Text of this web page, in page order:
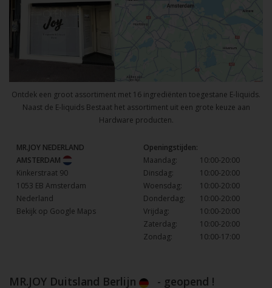
Ontdek een groot assortiment met 16 ingrediënten toegestane E-liquids.
Naast de E-liquids Bestaat het assortiment uit een grote keuze aan
Hardware producten.
MR.JOY NEDERLAND
AMSTERDAM
Kinkerstraat 90
1053 EB Amsterdam
Nederland
Bekijk op Google Maps
Openingstijden:
Maandag:
10:00-20:00
Dinsdag:
10:00-20:00
Woensdag:
10:00-20:00
Donderdag:
10:00-20:00
Vrijdag:
10:00-20:00
Zaterdag:
10:00-20:00
Zondag:
10:00-17:00
MR.JOY Duitsland Berlijn - geopend !